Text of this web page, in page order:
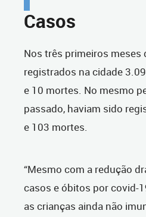
Casos
Nos três primeiros meses
registrados na cidade
e 10 mortes. No mesmo
passado, haviam sido
e 103 mortes.
“Mesmo com a redução
casos e óbitos por covid-
as crianças ainda não